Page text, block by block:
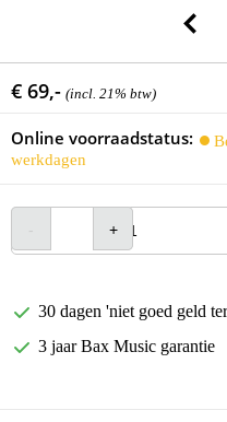
€ 69,- (incl. 21% btw)
Online voorraadstatus:
werkdagen
30 dagen 'niet goed geld
3 jaar Bax Music garantie